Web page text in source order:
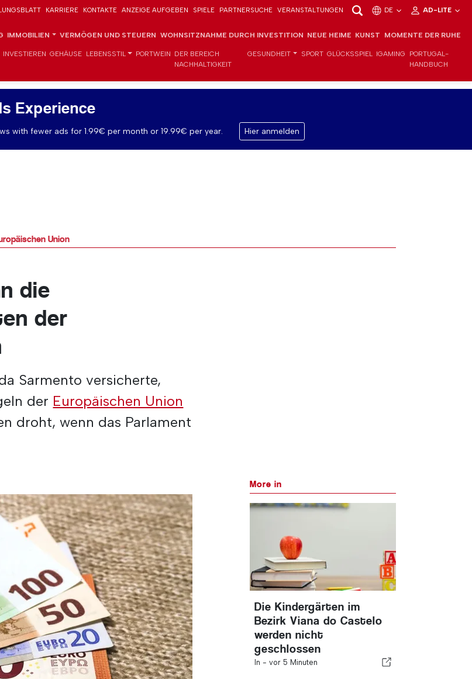
KARRIERE KONTAKTE ANZEIGE AUFGEBEN SPIELE PARTNERSUCHE VERANSTALTUNGEN DE AD-LITE
IMMOBILIEN VERMÖGEN UND STEUERN WOHNSITZNAHME DURCH INVESTITION NEUE HEIME KUNST MOMENTE DER RUHE
INVESTIEREN GEHÄUSE LEBENSSTIL PORTWEIN DER BEREICH
NACHHALTIGKEIT
GESUNDHEIT SPORT GLÜCKSSPIEL IGAMING
PORTUGAL-
HANDBUCH
Experience
with fewer ads for 1.99€ per month or 19.99€ per year. Hier anmelden
Union
die
der
Sarmento versicherte,
der Europäischen Union
droht, wenn das Parlament
More in
Die Kindergärten im
Bezirk Viana do Castelo
werden nicht
geschlossen
In - vor 5 Minuten